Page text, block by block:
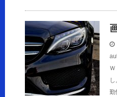
Ｗ
し ,
勤